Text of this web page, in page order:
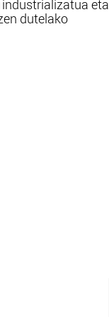
eta
dutelako